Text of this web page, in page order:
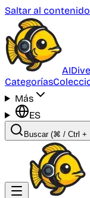
Saltar al
AIDive
Categorías
Más
ES
Buscar (⌘ / Ctrl +